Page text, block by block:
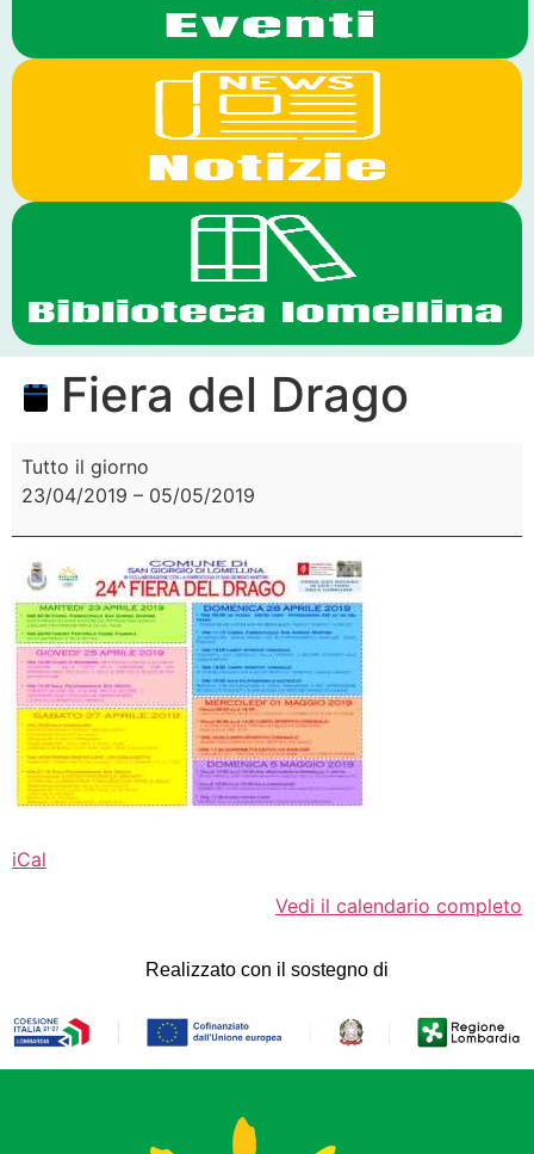
Fiera del Drago
Tutto il giorno
23/04/2019 – 05/05/2019
iCal
Vedi il calendario completo
Realizzato con il sostegno di